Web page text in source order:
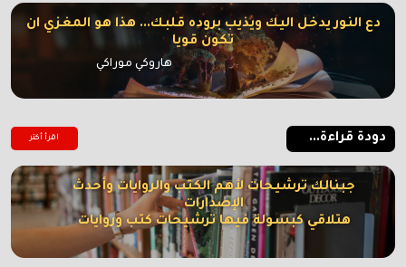
دع النور يدخل اليك ويذيب بروده قلبك... هذا هو المغزي ان
تكون قويا
هاروكي موراكي
دودة قراءة... اقرأ أكتر
جبنالك ترشيحات لأهم الكتب والروايات وأحدث
الإصدارات
هتلاقي كبسولة فيها ترشيحات كتب وروايات